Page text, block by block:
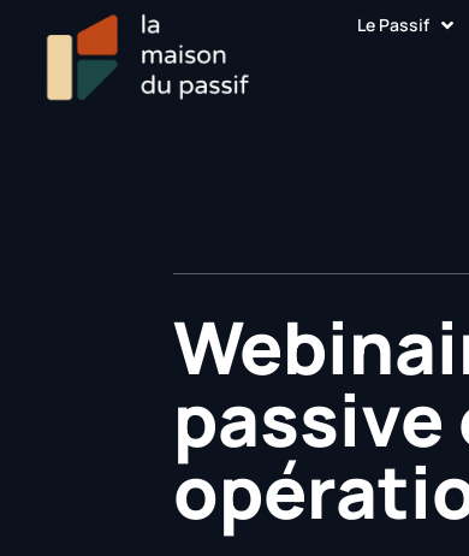
Le Passif